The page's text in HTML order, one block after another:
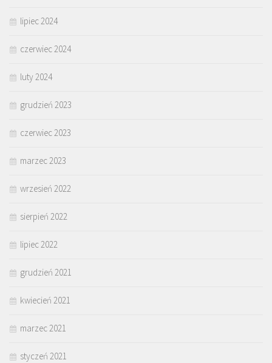
lipiec 2024
czerwiec 2024
luty 2024
grudzień 2023
czerwiec 2023
marzec 2023
wrzesień 2022
sierpień 2022
lipiec 2022
grudzień 2021
kwiecień 2021
marzec 2021
styczeń 2021